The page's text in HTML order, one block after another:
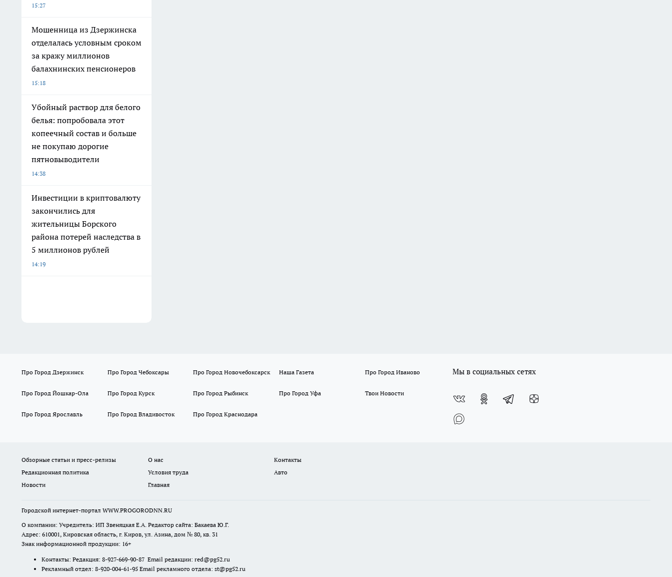
15:27
Мошенница из Дзержинска
отделалась условным сроком
за кражу миллионов
балахнинских пенсионеров
15:18
Убойный раствор для белого
белья: попробовала этот
копеечный состав и больше
не покупаю дорогие
пятновыводители
14:38
Инвестиции в криптовалюту
закончились для
жительницы Борского
района потерей наследства в
5 миллионов рублей
14:19
Про Город Дзержинск Про Город Чебоксары Про Город Новочебоксарск Наша Газета Про Город Иваново
Про Город Йошкар-Ола Про Город Курск Про Город Рыбинск Про Город Уфа Твои Новости
Про Город Ярославль Про Город Владивосток Про Город Краснодара
Мы в социальных сетях
Обзорные статьи и пресс-релизы О нас
Контакты
Редакционная политика
Условия труда
Авто
Новости
Главная
Городской интернет-портал WWW.PROGORODNN.RU
О компании: Учредитель: ИП Звеняцкая Е.А. Редактор сайта: Бакаева Ю.Г.
Адрес: 610001, Кировская область, г. Киров, ул. Азина, дом № 80, кв. 31
Знак информационной продукции: 16+
Контакты: Редакция: 8-927-669-90-87 Email редакции: red@pg52.ru
Рекламный отдел: 8-920-004-61-95 Email рекламного отдела: st@pg52.ru